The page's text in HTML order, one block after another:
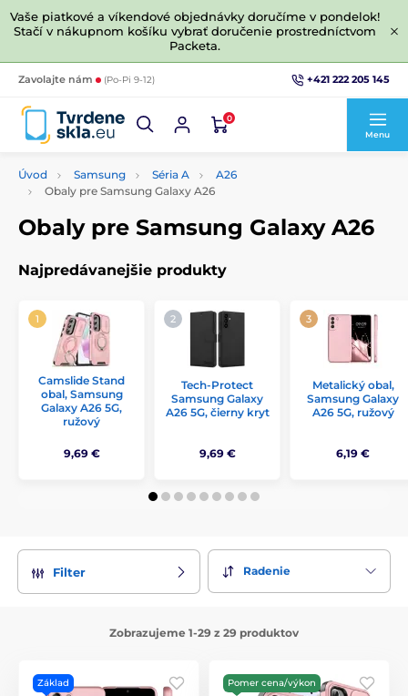
Vaše piatkové a víkendové objednávky doručíme v pondelok!
Stačí v nákupnom košíku vybrať doručenie prostredníctvom
Packeta.
Zavolajte nám (Po-Pi 9-12) +421 222 205 145
0
Menu
Úvod Samsung Séria A
A26
Obaly pre Samsung Galaxy A26
Obaly pre Samsung Galaxy A26
Najpredávanejšie produkty
Camslide Stand
obal, Samsung
Galaxy A26 5G,
ružový
9,69 €
Tech-Protect
Samsung Galaxy
A26 5G, čierny kryt
9,69 €
Metalický obal,
Samsung Galaxy
A26 5G, ružový
6,19 €
Filter Radenie
Zobrazujeme 1-29 z 29 produktov
Základ Pomer cena/výkon